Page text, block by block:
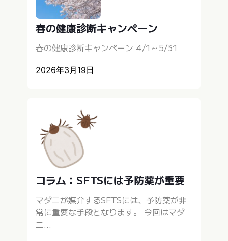
春の健康診断キャンペーン
春の健康診断キャンペーン 4/1～5/31
2026年3月19日
コラム：SFTSには予防薬が重要
マダニが媒介するSFTSには、予防薬が非
常に重要な手段となります。 今回はマダ
ニ...